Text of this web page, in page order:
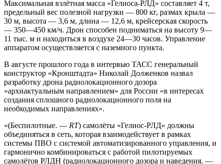
Максимальная взлётная масса «Гелиоса-РЛД» составляет 4 т,
предельный вес полезной нагрузки — 800 кг, размах крыла —
30 м, высота — 3,6 м, длина — 12,6 м, крейсерская скорость
— 350—450 км/ч. Дрон способен подниматься на высоту 9—
11 тыс. м и находиться в воздухе 24—30 часов. Управление
аппаратом осуществляется с наземного пункта.
В августе прошлого года в интервью ТАСС генеральный
конструктор «Кронштадта» Николай Долженков назвал
разработку дрона радиолокационного дозора
«архиактуальным направлением» для России «в интересах
создания сплошного радиолокационного поля на
необходимых направлениях».
«(Беспилотные. — RT) самолёты «Гелиос-РЛД» должны
объединяться в сеть, которая взаимодействует в рамках
системы ПВО с системой автоматизированного управления, и
гармонично комбинироваться с работой пилотируемых
самолётов РЛДН (радиолокационного дозора и наведения. —